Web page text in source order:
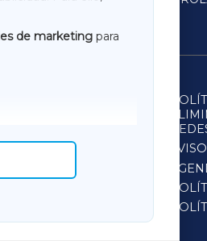
de marketing para